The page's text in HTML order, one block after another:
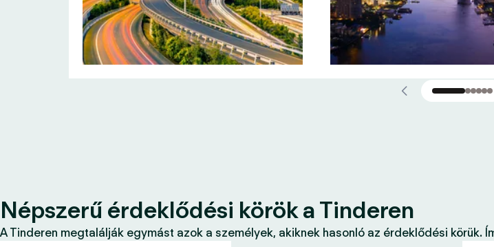
Népszerű érdeklődési körök a Tinderen
A Tinderen megtalálják egymást azok a személyek, akiknek hasonló az érdeklődési körük.